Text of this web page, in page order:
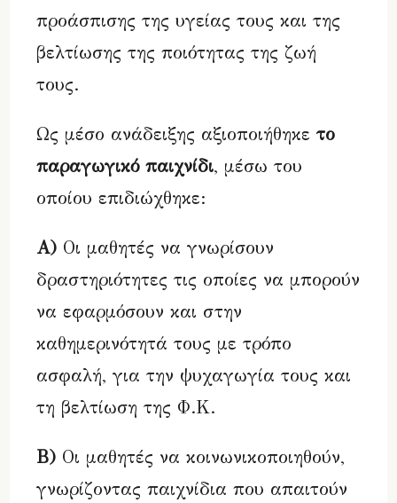
προάσπισης της υγείας τους και της
βελτίωσης της ποιότητας της ζωή
τους.
Ως μέσο ανάδειξης αξιοποιήθηκετο
παραγωγικό παιχνίδι, μέσω του
οποίου επιδιώχθηκε:
Α) Οι μαθητές να γνωρίσουν
δραστηριότητες τις οποίες να μπορούν
να εφαρμόσουν και στην
καθημερινότητά τους με τρόπο
ασφαλή, για την ψυχαγωγία τους και
τη βελτίωση της Φ.Κ.
Β) Οι μαθητές να κοινωνικοποιηθούν,
γνωρίζοντας παιχνίδια που απαιτούν